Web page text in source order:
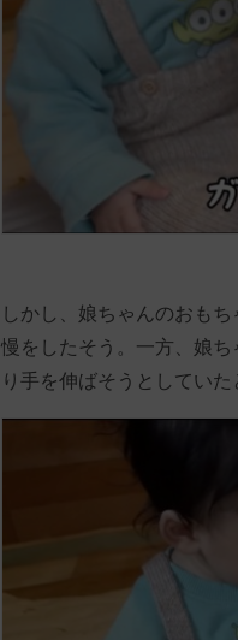
しかし、娘ちゃんのおも
慢をしたそう。一方、娘
り手を伸ばそうとしていた